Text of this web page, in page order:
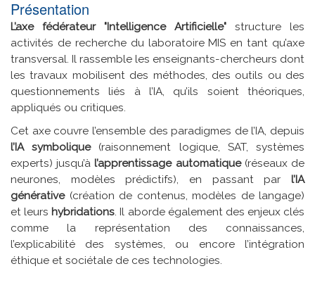
Présentation
L’axe fédérateur "Intelligence Artificielle" structure les
activités de recherche du laboratoire MIS en tant qu’axe
transversal. Il rassemble les enseignants-chercheurs dont
les travaux mobilisent des méthodes, des outils ou des
questionnements liés à l’IA, qu’ils soient théoriques,
appliqués ou critiques.
Cet axe couvre l’ensemble des paradigmes de l’IA, depuis
l’IA symbolique(raisonnement logique, SAT, systèmes
experts) jusqu’àl’apprentissage automatique(réseaux de
neurones, modèles prédictifs), en passant par l’IA
générative(création de contenus, modèles de langage)
et leurs hybridations. Il aborde également des enjeux clés
comme la représentation des connaissances,
l’explicabilité des systèmes, ou encore l’intégration
éthique et sociétale de ces technologies.